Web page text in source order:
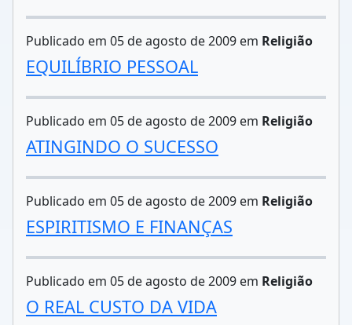
Publicado em 05 de agosto de 2009 em Religião
EQUILÍBRIO PESSOAL
Publicado em 05 de agosto de 2009 em Religião
ATINGINDO O SUCESSO
Publicado em 05 de agosto de 2009 em Religião
ESPIRITISMO E FINANÇAS
Publicado em 05 de agosto de 2009 em Religião
O REAL CUSTO DA VIDA